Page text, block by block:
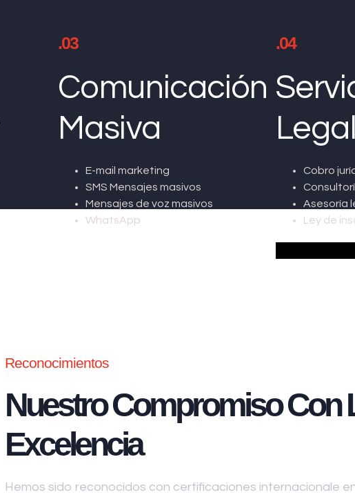
.03
Comunicación
Masiva
E-mail marketing
SMS Mensajes masivos
Mensajes de voz masivos
WhatsApp
.04
Cobro
Asesoría
Ley de
Reconocimientos
Nuestro Compromiso Con
Excelencia
Hemos sido reconocidos con certificaciones internacionale